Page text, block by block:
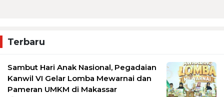
Terbaru
Sambut Hari Anak Nasional, Pegadaian
Kanwil VI Gelar Lomba Mewarnai dan
Pameran UMKM di Makassar